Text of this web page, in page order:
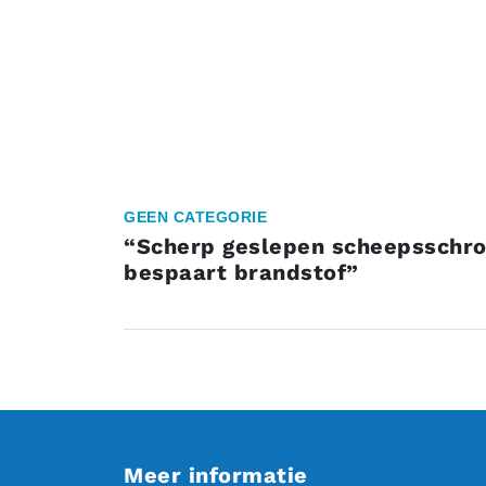
GEEN CATEGORIE
“Scherp geslepen
bespaart brandstof”
Meer informatie